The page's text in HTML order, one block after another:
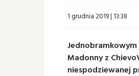
1 grudnia 2019 | 13:38
Madonny z
niespodziewanej